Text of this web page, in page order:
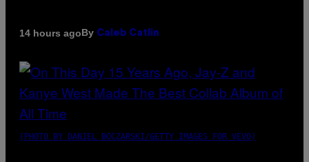
14 hours agoBy Caleb Catlin
(PHOTO BY DANIEL BOCZARSKI/GETTY IMAGES FOR VEVO)